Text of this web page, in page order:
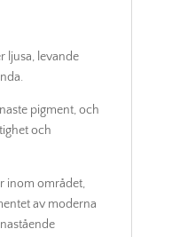
ljusa, levande
pigment, och
och
inom området,
av moderna